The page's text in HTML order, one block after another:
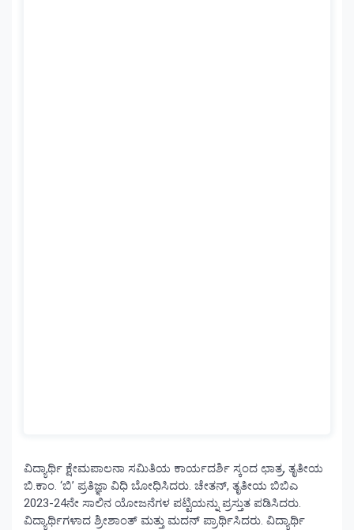
ವಿದ್ಯಾರ್ಥಿ ಕ್ಷೇಮಪಾಲನಾ ಸಮಿತಿಯ ಕಾರ್ಯದರ್ಶಿ ಸ್ಕಂದ ಛಾತ್ರ, ತೃತೀಯ
ಬಿ.ಕಾಂ. ‘ಬಿ’ ಪ್ರತಿಜ್ಞಾ ವಿಧಿ ಬೋಧಿಸಿದರು. ಚೇತನ್, ತೃತೀಯ ಬಿಬಿಎ
2023-24ನೇ ಸಾಲಿನ ಯೋಜನೆಗಳ ಪಟ್ಟಿಯನ್ನು ಪ್ರಸ್ತುತ ಪಡಿಸಿದರು.
ವಿದ್ಯಾರ್ಥಿಗಳಾದ ಶ್ರೀಶಾಂತ್ ಮತ್ತು ಮದನ್ ಪ್ರಾರ್ಥಿಸಿದರು. ವಿದ್ಯಾರ್ಥಿ